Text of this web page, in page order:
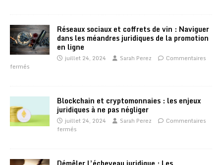
Réseaux sociaux et coffrets de vin : Naviguer
dans les méandres juridiques de la promotion
en ligne
juillet 24, 2024 Sarah Perez
Commentaires
fermés
Blockchain et cryptomonnaies : les enjeux
juridiques à ne pas négliger
juillet 24, 2024 Sarah Perez
Commentaires
fermés